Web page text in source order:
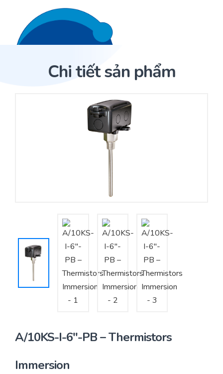
Trang Chủ
Bảo trì – Bảo dưỡng hệ thống
Tư vấn – Thiết kế – Cung cấp thiết bị HVAC
Tư vấn thiết kế, thi công tủ điều khiển
Thi công – Lắp đặt hệ thống HVAC
Yêu cầu báo giá
Chi tiết sản phẩm
Sản phẩm
A/10KS-I-6″-PB – Thermistors
Immersion